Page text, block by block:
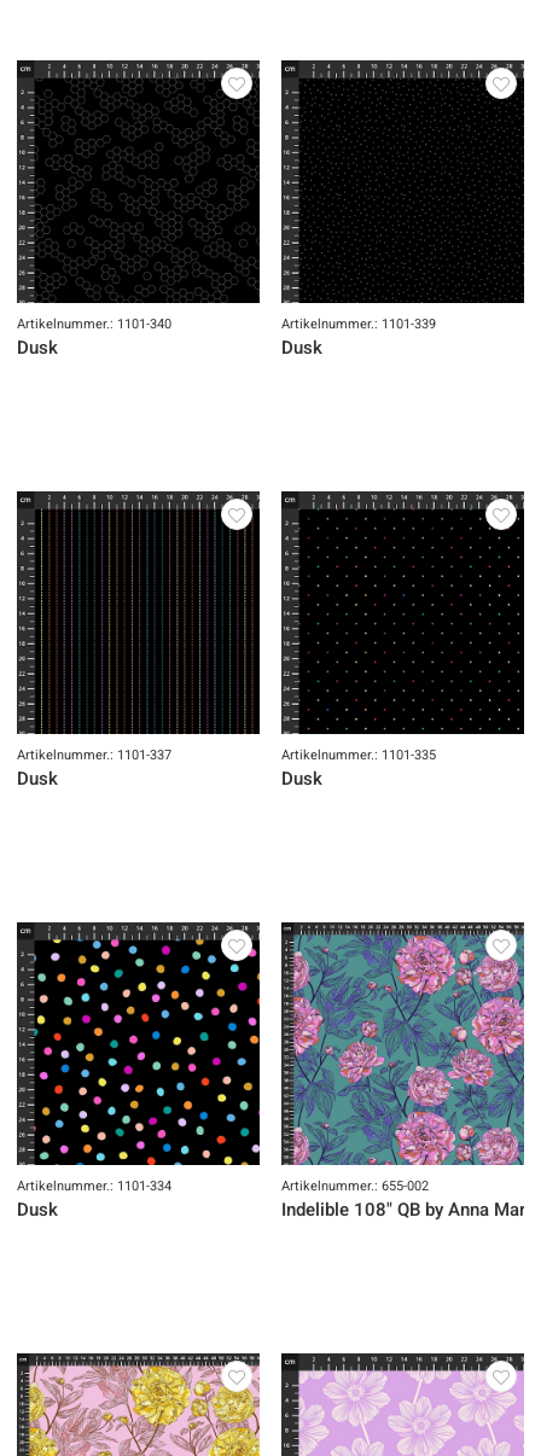
Artikelnummer.: 1101-340
Dusk
Artikelnummer.: 1101-339
Dusk
Artikelnummer.: 1101-337
Dusk
Artikelnummer.: 1101-335
Dusk
Artikelnummer.: 1101-334
Dusk
Artikelnummer.: 655-002
Indelible 108" QB by Anna